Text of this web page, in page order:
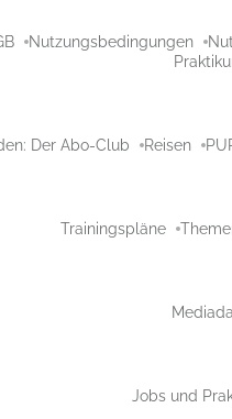
Nutzungsbedingungen
Der Abo-Club Reisen
Trainingspläne
Jobs und